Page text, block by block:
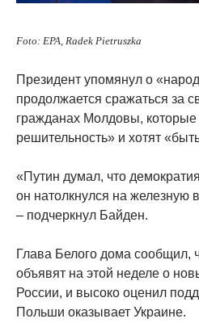
Foto: EPA, Radek Pietruszka
Президент упомянул о
продолжается сражаться за
гражданах Молдовы,
решительность» и хотят
«Путин думал, что
он натолкнулся на железную
– подчеркнул Байден.
Глава Белого дома
объявят на этой неделе о
России, и высоко оценил
Польши оказывает Украине.